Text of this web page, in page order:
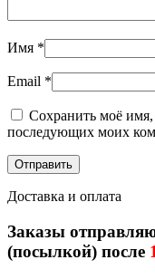
Имя *
Email *
Сохранить моё имя,
последующих моих
Доставка и оплата
Заказы
(посылкой) после